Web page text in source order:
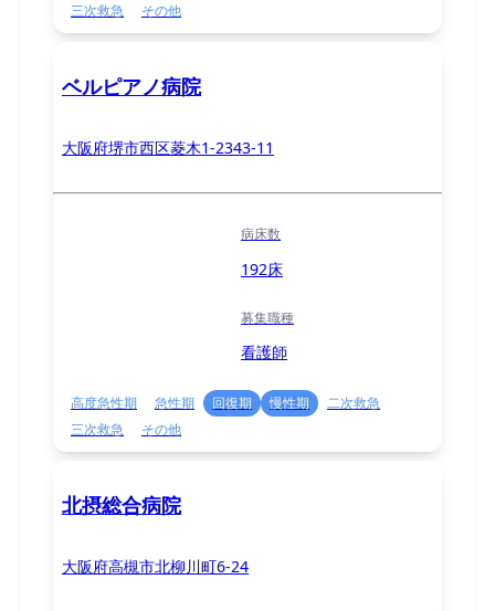
三次救急
その他
ベルピアノ病院
大阪府堺市西区菱木1-2343-11
病床数
192床
募集職種
看護師
高度急性期 急性期 回復期 慢性期
二次救急
三次救急
その他
北摂総合病院
大阪府高槻市北柳川町6-24